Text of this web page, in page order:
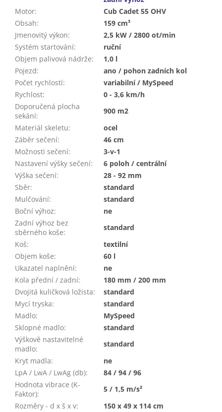
Motor:
Cub Cadet 55 OHV
Obsah:
159 cm³
Jmenovitý výkon:
2,5 kW / 2800 ot/min
Systém startování:
ruční
Objem palivová nádrže:
1,0 l
Pojezd:
ano / pohon zadních kol
Počet rychlostí:
variabilní / MySpeed
Rychlost:
0 - 3,6 km/h
Doporučená plocha
sekání:
900 m2
Materiál skeletu:
ocel
Záběr sečení:
46 cm
Možnosti sečení:
3-v-1
Nastavení výšky sečení:
6 poloh / centrální
Výška sečení:
28 - 92 mm
Sběr:
standard
Mulčování:
standard
Boční výhoz:
ne
Zadní výhoz bez
sběrného koše:
standard
Koš:
textilní
Objem koše:
60 l
Ukazatel naplnění:
ne
Kola přední / zadní:
180 mm / 200 mm
Dvojitá kuličková ložista:
standard
Mycí tryska:
standard
Madlo:
MySpeed
Sklopné madlo:
standard
Výškově nastavitelné
madlo:
standard
Kryt madla:
ne
LpA / LwA / LwAg (db):
84 / 94 / 96
Hodnota vibrace (K-
Faktor):
5 / 1,5 m/s²
Rozměry - d x š x v:
150 x 49 x 114 cm